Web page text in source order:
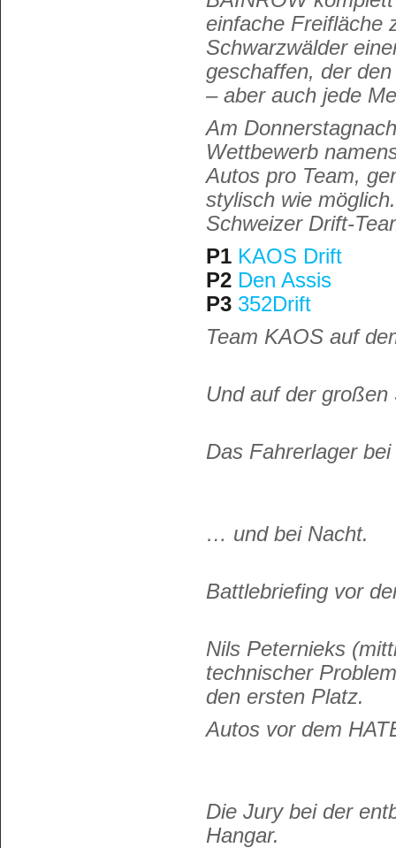
einfache Freifläche
Schwarzwälder
geschaffen, der
– aber auch jede
Am
Wettbewerb
Autos pro Team,
stylisch wie
Schweizer Drift-
P1 KAOS Drift
P2 Den Assis
P3 352Drift
Team KAOS auf
Und auf der großen
Das Fahrerlager bei
… und bei Nacht.
Battlebriefing vor
Nils Peternieks
technischer
den ersten Platz.
Autos vor dem
Die Jury bei der
Hangar.